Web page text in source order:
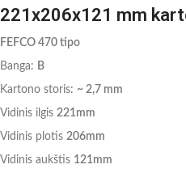
221x206x121 mm
FEFCO 470 tipo
Banga: B
Kartono storis: ~ 2,7 mm
Vidinis ilgis 221mm
Vidinis plotis 206mm
Vidinis aukštis 121mm